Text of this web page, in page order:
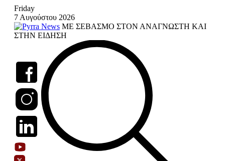
Skip
content
Friday
7 Αυγούστου 2026
ΜΕ ΣΕΒΑΣΜΟ ΣΤΟΝ ΑΝΑΓΝΩΣΤΗ ΚΑΙ
ΣΤΗΝ ΕΙΔΗΣΗ